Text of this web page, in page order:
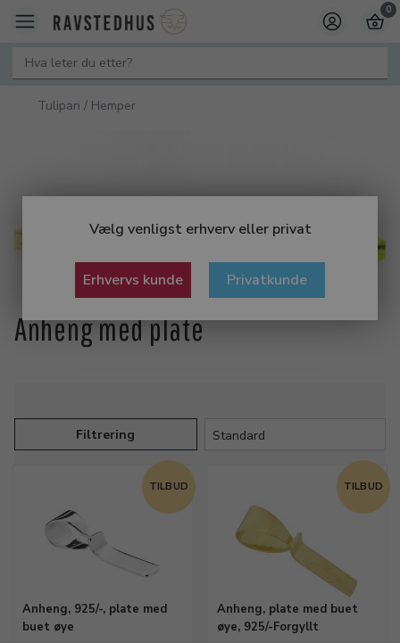
Vælg venligst erhverv eller privat
Erhvervs kunde Privatkunde
0
Tulipan / Hemper
Anheng med plate
Filtrering
TILBUD
Anheng, 925/-, plate med
buet øye
TILBUD
Anheng, plate med buet
øye, 925/-Forgyllt